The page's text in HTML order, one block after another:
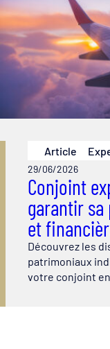
Article
29/06/2026
Conjoint
garantir
et
Découvrez les
patrimoniaux
votre conjoint